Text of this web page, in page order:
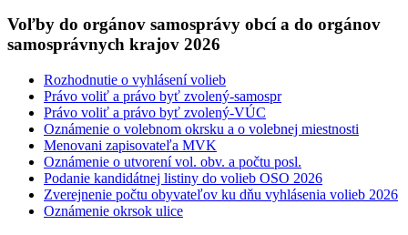
Voľby do orgánov samosprávy obcí a do orgánov
samosprávnych krajov 2026
Rozhodnutie o vyhlásení volieb
Právo voliť a právo byť zvolený-samospr
Právo voliť a právo byť zvolený-VÚC
Oznámenie o volebnom okrsku a o volebnej miestnosti
Menovani zapisovateľa MVK
Oznámenie o utvorení vol. obv. a počtu posl.
Podanie kandidátnej listiny do volieb OSO 2026
Zverejnenie počtu obyvateľov ku dňu vyhlásenia volieb 2026
Oznámenie okrsok ulice